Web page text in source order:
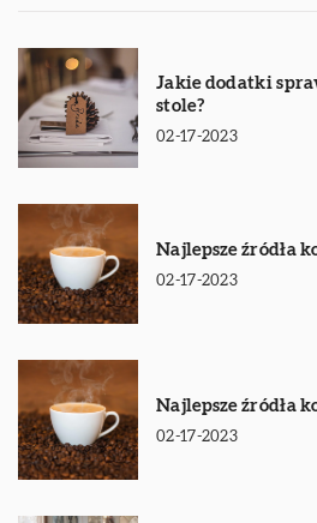
Jakie dodatki
stole?
02-17-2023
Najlepsze źródła
02-17-2023
Najlepsze źródła
02-17-2023